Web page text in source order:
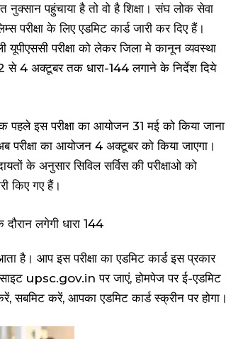
पहुंचाया है तो वो है शिक्षा। संघ लोक सेवा
परीक्षा के लिए एडमिट कार्ड जारी कर दिए हैं।
परीक्षा को लेकर जिला मे कानून व्यवस्था
4 अक्टूबर तक धारा-144 लगाने के निर्देश दिये
इस परीक्षा का आयोजन 31 मई को किया जाना
परीक्षा का आयोजन 4 अक्टूबर को किया जाएगा।
के अनुसार सिविल सर्विस की परीक्षाओ को
किए गए हैं।
है। आप इस परीक्षा का एडमिट कार्ड इस प्रकार
upsc.gov.in पर जाएं, होमपेज पर ई-एडमिट
सबमिट करें, आपका एडमिट कार्ड स्क्रीन पर होगा।